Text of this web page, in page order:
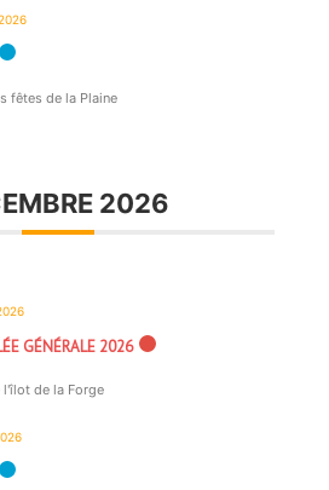
fêtes de la Plaine
2026
GÉNÉRALE 2026
l'îlot de la Forge